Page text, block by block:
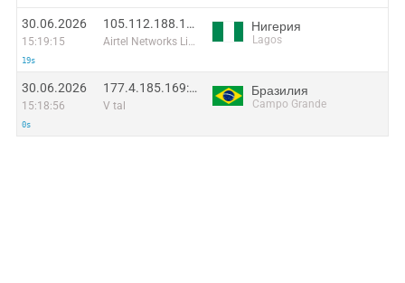
30.06.2026
15:19:15
19s
105.112.188.154:43436
Airtel Networks Limited
Нигерия
Lagos
30.06.2026
15:18:56
0s
177.4.185.169:32652
V tal
Бразилия
Campo Grande